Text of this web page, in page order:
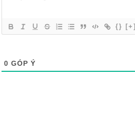
{} [+]
0 GÓP Ý